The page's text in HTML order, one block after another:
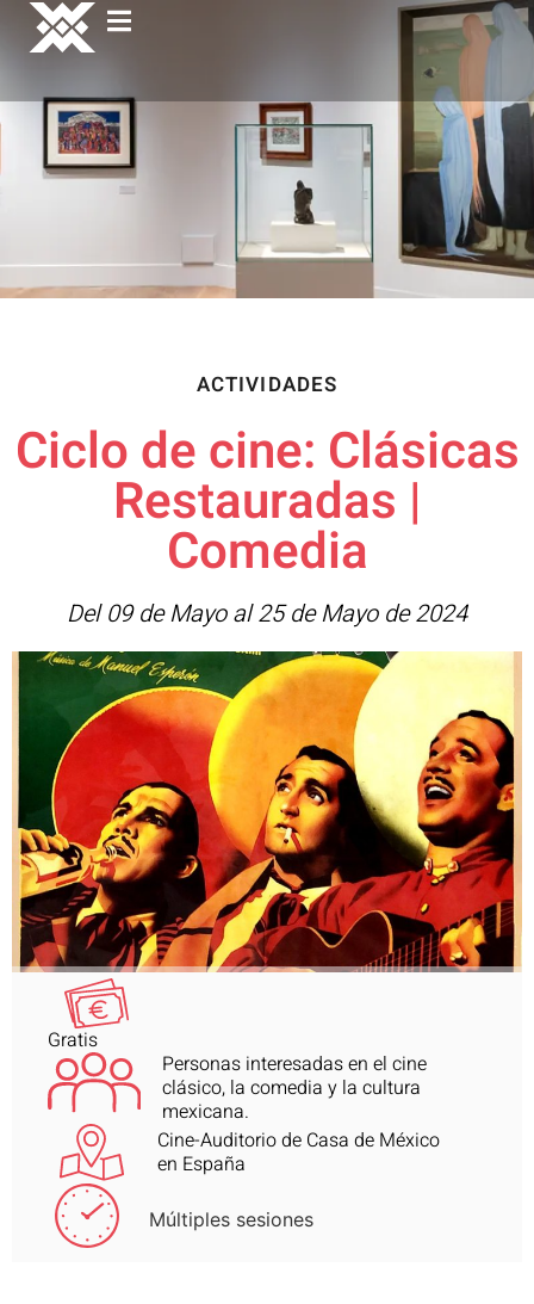
ACTIVIDADES
Ciclo de cine: Clásicas
Restauradas |
Comedia
Del 09 de Mayo al 25 de Mayo de 2024
Gratis
Personas interesadas en el cine
clásico, la comedia y la cultura
mexicana.
Cine-Auditorio de Casa de México
en España
Múltiples sesiones